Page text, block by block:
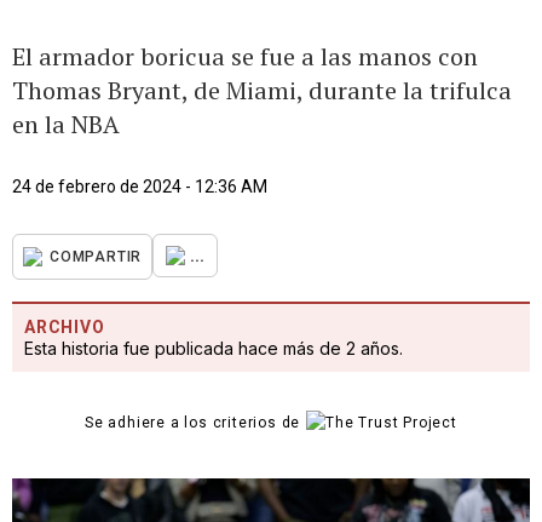
El armador boricua se fue a las manos con
Thomas Bryant, de Miami, durante la trifulca
en la NBA
24 de febrero de 2024 - 12:36 AM
COMPARTIR ...
ARCHIVO
Esta historia fue publicada hace más de 2 años.
Se adhiere a los criterios de